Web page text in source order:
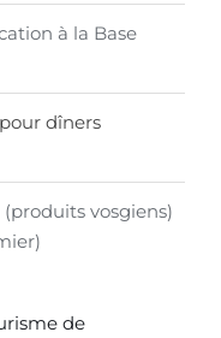
à la Base
dîners
vosgiens)
de